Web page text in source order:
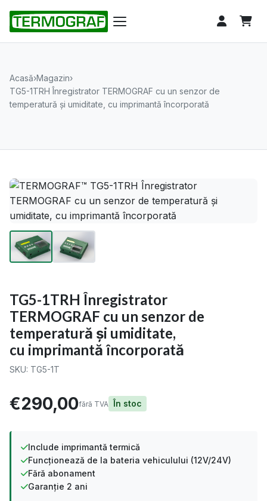
Acasă›Magazin›
TG5-1TRH Înregistrator TERMOGRAF cu un senzor de
temperatură și umiditate, cu imprimantă încorporată
TG5-1TRH Înregistrator
TERMOGRAF cu un senzor de
temperatură și umiditate,
cu imprimantă încorporată
SKU: TG5-1T
€290,00fără TVA În stoc
Include imprimantă termică
Funcționează de la bateria vehiculului (12V/24V)
Fără abonament
Garanție 2 ani